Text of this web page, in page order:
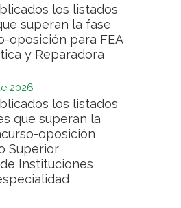
los listados
superan la fase
oposición para FEA
y Reparadora
2026
los listados
que superan la
oposición
Superior
Instituciones